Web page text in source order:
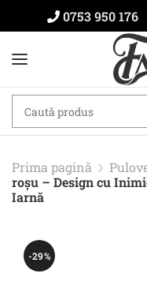
0753 950 176
Prima pagină
roșu – Design cu
Iarnă
-29%